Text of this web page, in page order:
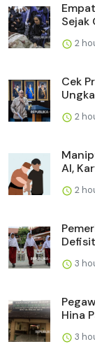
Sejak
2
Cek
2
AI,
2
3
Hina
3